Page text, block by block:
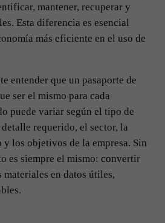
mantener, recuperar y
Esta diferencia es esencial
más eficiente en el uso de
entender que un pasaporte de
ser el mismo para cada
puede variar según el tipo de
requerido, el sector, la
y los objetivos de la empresa. Sin
es siempre el mismo: convertir
en datos útiles,